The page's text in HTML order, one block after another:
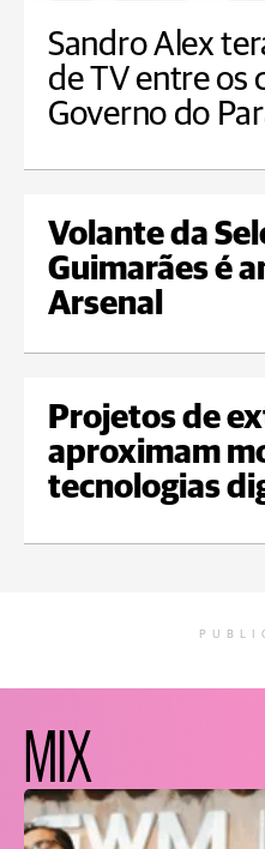
Sandro Alex
de TV entre os
Governo do
Volante da
Guimarães é
Arsenal
Projetos de
aproximam
tecnologias
MIX